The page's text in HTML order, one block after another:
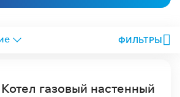
ФИЛЬТРЫ
Котел газовый настенный